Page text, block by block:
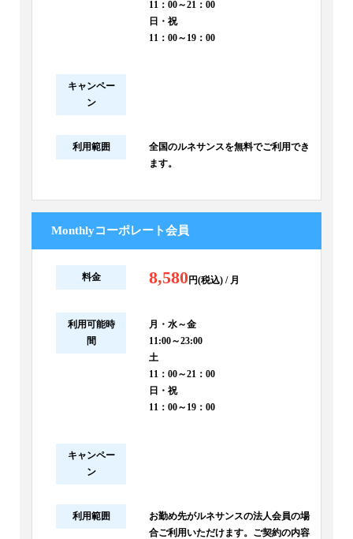
11：00～21：00
日・祝
11：00～19：00
キャンペー
ン
利用範囲
全国のルネサンスを無料でご利用でき
ます。
Monthlyコーポレート会員
料金 8,580円(税込) / 月
利用可能時
間
月・水～金
11:00～23:00
土
11：00～21：00
日・祝
11：00～19：00
キャンペー
ン
利用範囲
お勤め先がルネサンスの法人会員の場
合ご利用いただけます。ご契約の内容